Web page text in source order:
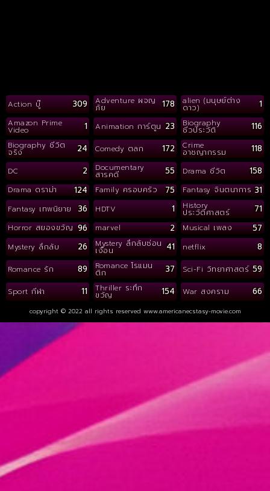
Action บู๊ 309 Adventure ผจญ
ภัย 178 alien (มนุษย์ต่าง
ดาว) 1
Amazon Prime
Video 1 Animation การ์ตูน 23 Biography
ชีวประวัติ 116
Biography ชีวิต
จริง 24 Comedy ตลก 172 Crime
อาชญากรรม 118
DC 2 Documentary
สารคดี 55 Drama ชีวิต 158
Drama ดราม่า 124 Family ครอบครัว 75 Fantasy จินตนาการ 31
Fantasy เทพนิยาย 36 HDTV 1 History
ประวัติศาสตร์ 71
Horror สยองขวัญ 96 marvel 2 Musical เพลง 57
Mystery ลึกลับ 26 Mystery ลึกลับซ่อน
เงื่อน 41 netflix 8
Romance รัก 89 Romance โรแมน
ติก 37 Sci-Fi วิทยาศาสตร์ 59
Sport กีฬา 11 Thriller ระทึก
ขวัญ 154 War สงคราม 66
copyright © 2022 all rights reserved www.americanecstasy-movie.com